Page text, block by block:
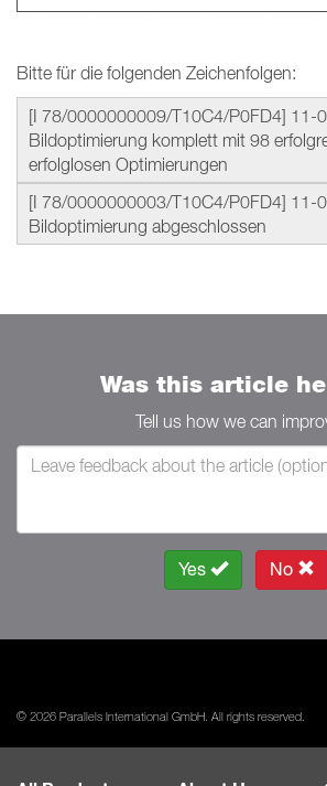
Bitte für die folgenden Zeichenfolgen:
[I 78/0000000009/T10C4/P0FD4] 11-
Bildoptimierung komplett mit 98
erfolglosen Optimierungen
[I 78/0000000003/T10C4/P0FD4] 11-
Bildoptimierung abgeschlossen
Was this article
Tell us how we can
Yes No
© 2026 Parallels International GmbH. All rights reserved.